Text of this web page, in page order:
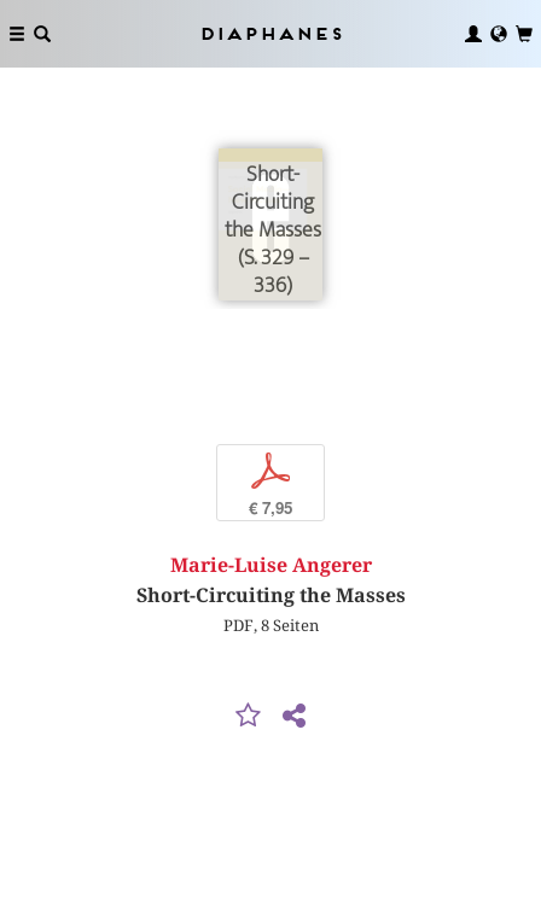
Diaphanes
Short-
Circuiting
the Masses
(S. 329 –
336)
p
€ 7,95
Marie-Luise Angerer
Short-Circuiting the Masses
PDF, 8 Seiten